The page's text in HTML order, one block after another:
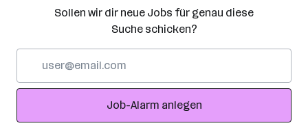
Sollen wir dir neue Jobs für genau diese
Suche schicken?
Adresse
Job-Alarm anlegen